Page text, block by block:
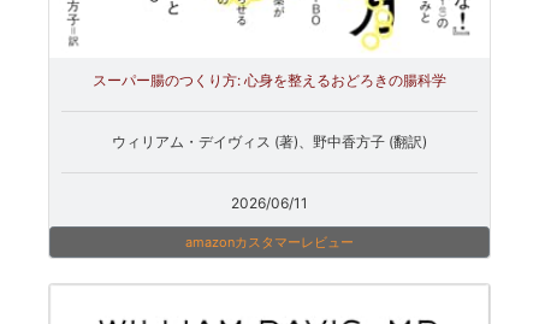
スーパー腸のつくり方: 心身を整えるおどろきの腸科学
ウィリアム・デイヴィス (著)、野中香方子 (翻訳)
2026/06/11
amazonカスタマーレビュー